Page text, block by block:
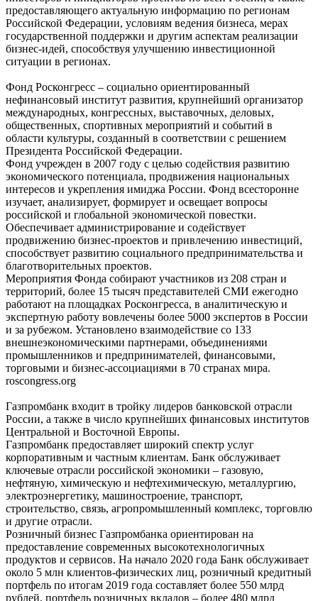
предоставляющего актуальную информацию по регионам
Российской Федерации, условиям ведения бизнеса, мерах
государственной поддержки и другим аспектам реализации
бизнес-идей, способствуя улучшению инвестиционной
ситуации в регионах.
Фонд Росконгресс – социально ориентированный
нефинансовый институт развития, крупнейший организатор
международных, конгрессных, выставочных, деловых,
общественных, спортивных мероприятий и событий в
области культуры, созданный в соответствии с решением
Президента Российской Федерации.
Фонд учрежден в 2007 году с целью содействия развитию
экономического потенциала, продвижения национальных
интересов и укрепления имиджа России. Фонд всесторонне
изучает, анализирует, формирует и освещает вопросы
российской и глобальной экономической повестки.
Обеспечивает администрирование и содействует
продвижению бизнес-проектов и привлечению инвестиций,
способствует развитию социального предпринимательства и
благотворительных проектов.
Мероприятия Фонда собирают участников из 208 стран и
территорий, более 15 тысяч представителей СМИ ежегодно
работают на площадках Росконгресса, в аналитическую и
экспертную работу вовлечены более 5000 экспертов в России
и за рубежом. Установлено взаимодействие со 133
внешнеэкономическими партнерами, объединениями
промышленников и предпринимателей, финансовыми,
торговыми и бизнес-ассоциациями в 70 странах мира.
roscongress.org
Газпромбанк входит в тройку лидеров банковской отрасли
России, а также в число крупнейших финансовых институтов
Центральной и Восточной Европы.
Газпромбанк предоставляет широкий спектр услуг
корпоративным и частным клиентам. Банк обслуживает
ключевые отрасли российской экономики – газовую,
нефтяную, химическую и нефтехимическую, металлургию,
электроэнергетику, машиностроение, транспорт,
строительство, связь, агропромышленный комплекс, торговлю
и другие отрасли.
Розничный бизнес Газпромбанка ориентирован на
предоставление современных высокотехнологичных
продуктов и сервисов. На начало 2020 года Банк обслуживает
около 5 млн клиентов-физических лиц, розничный кредитный
портфель по итогам 2019 года составляет более 550 млрд
рублей, портфель розничных вкладов – более 480 млрд